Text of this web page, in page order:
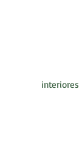
interiores